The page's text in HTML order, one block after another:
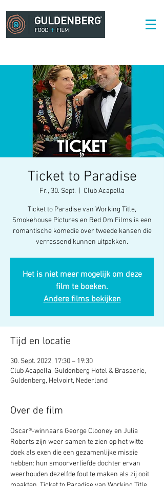
Ticket to Paradise
Fr., 30. Sept. Club Acapella
Ticket to Paradise van Working Title,
Smokehouse Pictures en Red Om Films is een
romantische komedie over tweede kansen die
verrassend kunnen uitpakken.
Het is niet meer mogelijk om deze
film te boeken.
Andere films bekijken
Tijd en locatie
30. Sept. 2022, 17:30 – 19:30
Club Acapella, Guldenberg Hotel & Brasserie,
Guldenberg, Helvoirt, Nederland
Over de film
Oscar®-winnaars George Clooney en Julia
Roberts zijn weer samen te zien op het witte
doek als exen die een gezamenlijke missie
hebben: hun smoorverliefde dochter ervan
weerhouden dezelfde fout te maken als zij ooit